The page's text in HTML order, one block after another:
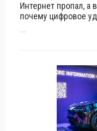
Интернет пропал, а
почему цифровое
...